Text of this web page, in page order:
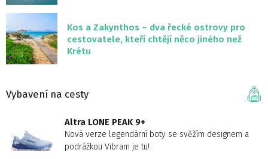
Kos a Zakynthos – dva řecké ostrovy pro
cestovatele, kteří chtějí něco jiného než
Krétu
Vybavení na cesty
Altra LONE PEAK 9+
Nová verze legendární boty se svěžím designem a
podrážkou Vibram je tu!